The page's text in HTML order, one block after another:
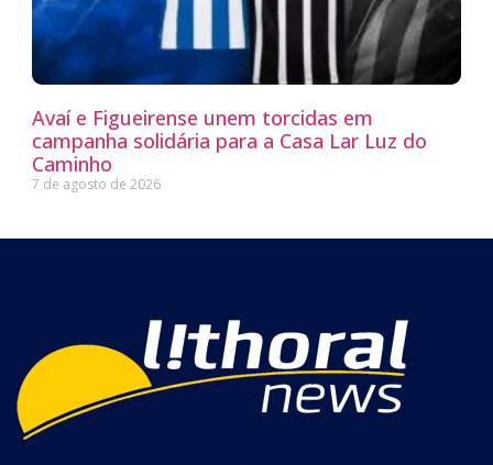
Avaí e Figueirense unem torcidas em
campanha solidária para a Casa Lar Luz do
Caminho
7 de agosto de 2026